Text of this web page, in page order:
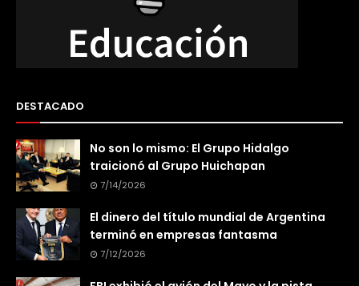
DESTACADO
No son lo mismo: El Grupo Hidalgo
traicionó al Grupo Huichapan
7/14/2026
El dinero del título mundial de Argentina
terminó en empresas fantasma
7/12/2026